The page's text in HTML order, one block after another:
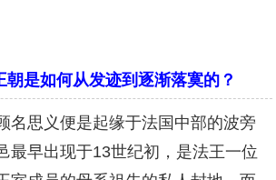
朝是如何从发迹到逐渐落寞的？
思义便是起缘于法国中部的波旁
最早出现于13世纪初，是法王一位